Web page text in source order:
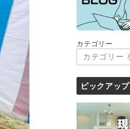
カテゴリー
ピックアップ